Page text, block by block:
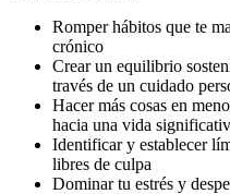
Romper hábitos que te
crónico
Crear un equilibrio
través de un cuidado
Hacer más cosas en
hacia una vida
Identificar y establecer
libres de culpa
Dominar tu estrés y